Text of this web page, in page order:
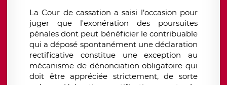
La Cour de cassation a saisi l’occasion pour
juger que l'exonération des poursuites
pénales dont peut bénéficier le contribuable
qui a déposé spontanément une déclaration
rectificative constitue une exception au
mécanisme de dénonciation obligatoire qui
doit être appréciée strictement, de sorte